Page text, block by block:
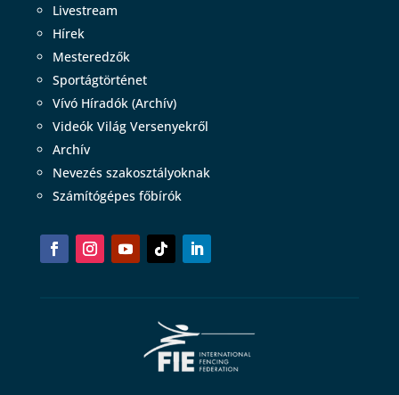
Livestream
Hírek
Mesteredzők
Sportágtörténet
Vívó Híradók (Archív)
Videók Világ Versenyekről
Archív
Nevezés szakosztályoknak
Számítógépes főbírók